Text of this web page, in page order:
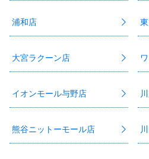
浦和店
大宮ラクーン店
イオンモール与野店
熊谷ニットーモール店